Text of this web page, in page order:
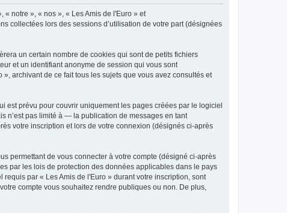
notre », « nos », « Les Amis de l'Euro » et
collectées lors des sessions d’utilisation de votre part (désignées
un certain nombre de cookies qui sont de petits fichiers
et un identifiant anonyme de session qui vous sont
archivant de ce fait tous les sujets que vous avez consultés et
est prévu pour couvrir uniquement les pages créées par le logiciel
n’est pas limité à — la publication de messages en tant
votre inscription et lors de votre connexion (désignés ci-après
permettant de vous connecter à votre compte (désigné ci-après
par les lois de protection des données applicables dans le pays
par « Les Amis de l'Euro » durant votre inscription, sont
compte vous souhaitez rendre publiques ou non. De plus,